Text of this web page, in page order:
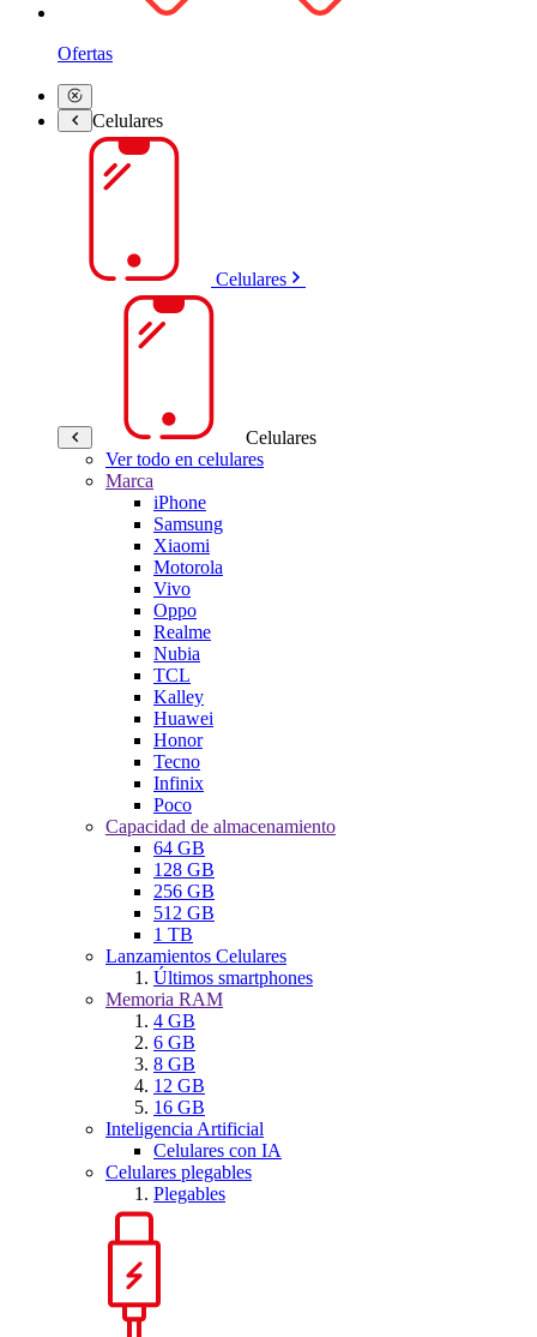
Ofertas
Celulares
Celulares
Celulares
Ver todo en celulares
Marca
iPhone
Samsung
Xiaomi
Motorola
Vivo
Oppo
Realme
Nubia
TCL
Kalley
Huawei
Honor
Tecno
Infinix
Poco
Capacidad de almacenamiento
64 GB
128 GB
256 GB
512 GB
1 TB
Lanzamientos Celulares
Últimos smartphones
Memoria RAM
4 GB
6 GB
8 GB
12 GB
16 GB
Inteligencia Artificial
Celulares con IA
Celulares plegables
Plegables